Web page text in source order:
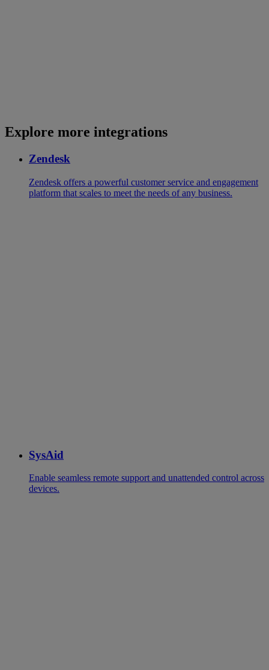
Explore more integrations
Zendesk
Zendesk offers a powerful customer service and engagement
platform that scales to meet the needs of any business.
SysAid
Enable seamless remote support and unattended control across
devices.